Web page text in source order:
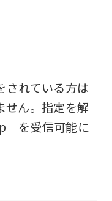
されている方は
せん。指定を解
を受信可能に